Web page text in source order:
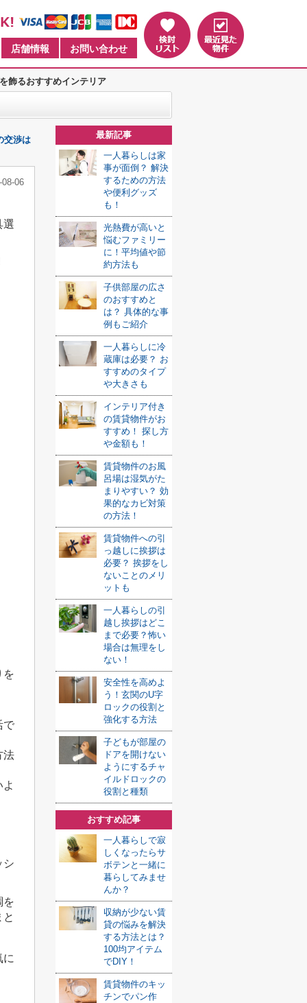
店舗情報 お問い合わせ
飾るおすすめインテリア
交渉は
08-06
選
を
で
法
シ
を
に
最新記事
一人暮らしは家
事が面倒？ 解決
するための方法
や便利グッズ
も！
光熱費が高いと
悩むファミリー
に！平均値や節
約方法も
子供部屋の広さ
のおすすめと
は？ 具体的な事
例もご紹介
一人暮らしに冷
蔵庫は必要？ お
すすめのタイプ
や大きさも
インテリア付き
の賃貸物件がお
すすめ！ 探し方
や金額も！
賃貸物件のお風
呂場は湿気がた
まりやすい？ 効
果的なカビ対策
の方法！
賃貸物件への引
っ越しに挨拶は
必要？ 挨拶をし
ないことのメリ
ットも
一人暮らしの引
越し挨拶はどこ
まで必要？怖い
場合は無理をし
ない！
安全性を高めよ
う！玄関のU字
ロックの役割と
強化する方法
子どもが部屋の
ドアを開けない
ようにするチャ
イルドロックの
役割と種類
おすすめ記事
一人暮らしで寂
しくなったらサ
ボテンと一緒に
暮らしてみませ
んか？
収納が少ない賃
貸の悩みを解決
する方法とは？
100均アイテム
でDIY！
賃貸物件のキッ
チンでパン作